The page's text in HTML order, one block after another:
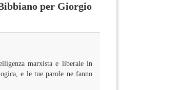
per Giorgio
marxista e liberale in
e le tue parole ne fanno